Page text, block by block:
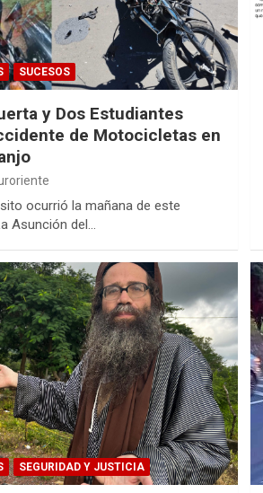
SUCESOS
y Dos Estudiantes
de Motocicletas en
ocurrió la mañana de este
Asunción del…
SEGURIDAD Y JUSTICIA